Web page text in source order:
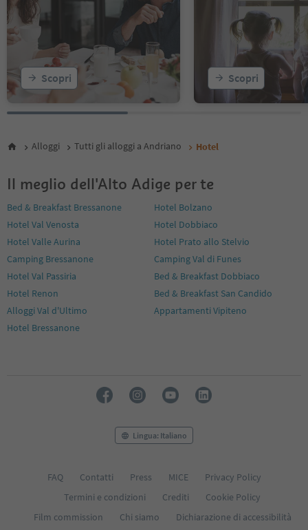
Scopri Scopri
Alloggi Tutti gli alloggi a Andriano Hotel
Il meglio dell'Alto Adige per te
Bed & Breakfast Bressanone
Hotel Bolzano
Hotel Val Venosta
Hotel Dobbiaco
Hotel Valle Aurina
Hotel Prato allo Stelvio
Camping Bressanone
Camping Val di Funes
Hotel Val Passiria
Bed & Breakfast Dobbiaco
Hotel Renon
Bed & Breakfast San Candido
Alloggi Val d'Ultimo
Appartamenti Vipiteno
Hotel Bressanone
Lingua: Italiano
FAQ Contatti Press MICE
Privacy Policy
Termini e condizioni
Crediti
Cookie Policy
Film commission
Chi siamo
Dichiarazione di accessibilità